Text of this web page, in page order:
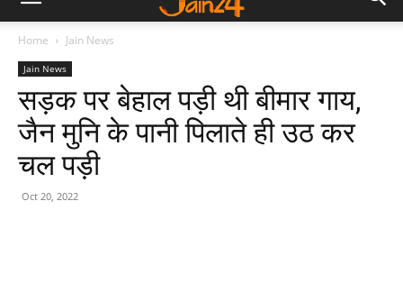
Home Jain News
Jain News
सड़क पर बेहाल पड़ी थी बीमार गाय,
जैन मुनि के पानी पिलाते ही उठ कर
चल पड़ी
Oct 20, 2022